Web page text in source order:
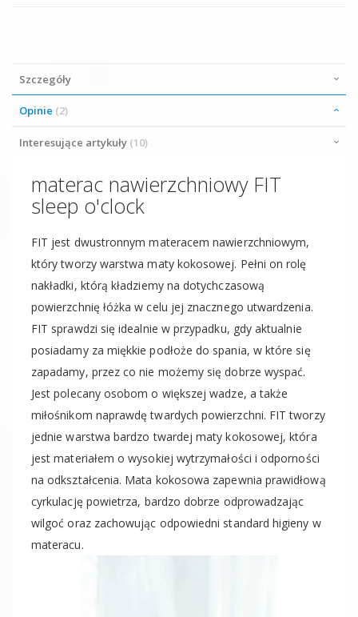
Szczegóły
Opinie 2
Interesujące artykuły 10
materac nawierzchniowy FIT
sleep o'clock
FIT jest dwustronnym materacem nawierzchniowym,
który tworzy warstwa maty kokosowej. Pełni on rolę
nakładki, którą kładziemy na dotychczasową
powierzchnię łóżka w celu jej znacznego utwardzenia.
FIT sprawdzi się idealnie w przypadku, gdy aktualnie
posiadamy za miękkie podłoże do spania, w które się
zapadamy, przez co nie możemy się dobrze wyspać.
Jest polecany osobom o większej wadze, a także
miłośnikom naprawdę twardych powierzchni. FIT tworzy
jednie warstwa bardzo twardej maty kokosowej, która
jest materiałem o wysokiej wytrzymałości i odporności
na odkształcenia. Mata kokosowa zapewnia prawidłową
cyrkulację powietrza, bardzo dobrze odprowadzając
wilgoć oraz zachowując odpowiedni standard higieny w
materacu.